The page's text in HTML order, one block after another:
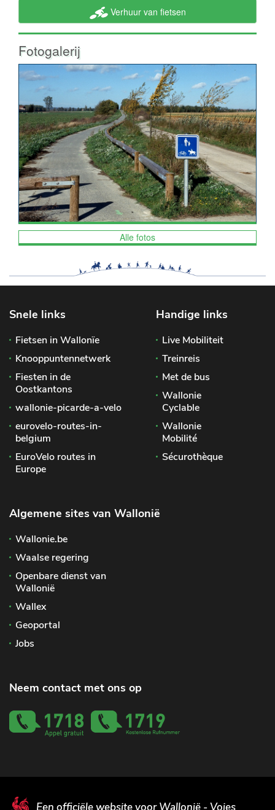
Verhuur van fietsen
Fotogalerij
Alle fotos
Snele links
Fietsen in Wallonïe
Knooppuntennetwerk
Fiesten in de
Oostkantons
wallonie-picarde-a-velo
eurovelo-routes-in-
belgium
EuroVelo routes in
Europe
Handige links
Live Mobiliteit
Treinreis
Met de bus
Wallonie
Cyclable
Wallonie
Mobilité
Sécurothèque
Algemene sites van Wallonië
Wallonie.be
Waalse regering
Openbare dienst van
Wallonië
Wallex
Geoportal
Jobs
Neem contact met ons op